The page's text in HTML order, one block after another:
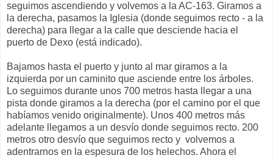
seguimos ascendiendo y volvemos a la AC-163. Giramos a
la derecha, pasamos la Iglesia (donde seguimos recto - a la
derecha) para llegar a la calle que desciende hacia el
puerto de Dexo (está indicado).
Bajamos hasta el puerto y junto al mar giramos a la
izquierda por un caminito que asciende entre los árboles.
Lo seguimos durante unos 700 metros hasta llegar a una
pista donde giramos a la derecha (por el camino por el que
habíamos venido originalmente). Unos 400 metros más
adelante llegamos a un desvío donde seguimos recto. 200
metros otro desvío que seguimos recto y volvemos a
adentrarnos en la espesura de los helechos. Ahora el